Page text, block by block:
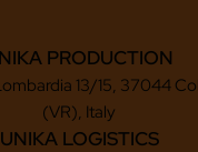
PRODUCTION
13/15, 37044
(VR), Italy
UNIKA LOGISTICS